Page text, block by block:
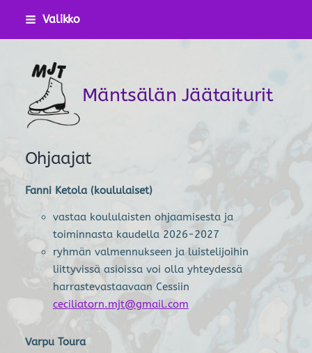
Siirry
Valikko
Mäntsälän Jäätaiturit
Ohjaajat
Fanni Ketola (koululaiset)
vastaa koululaisten ohjaamisesta ja
toiminnasta kaudella 2026-2027
ryhmän valmennukseen ja luistelijoihin
liittyvissä asioissa voi olla yhteydessä
harrastevastaavaan Cessiin
ceciliatorn.mjt@gmail.com
Varpu Toura